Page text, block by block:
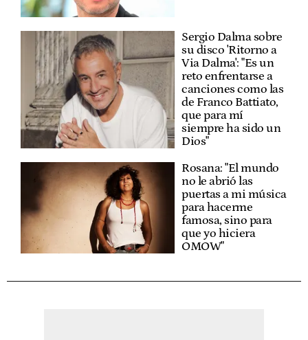
Sergio Dalma sobre
su disco 'Ritorno a
Via Dalma': "Es un
reto enfrentarse a
canciones como las
de Franco Battiato,
que para mí
siempre ha sido un
Dios"
Rosana: "El mundo
no le abrió las
puertas a mi música
para hacerme
famosa, sino para
que yo hiciera
OMOW"